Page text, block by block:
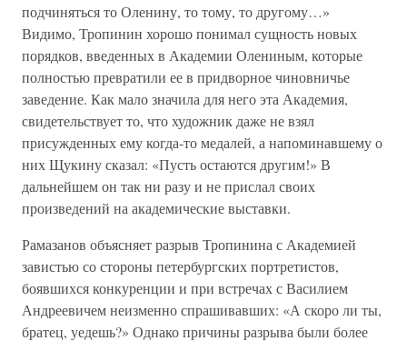
подчиняться то Оленину, то тому, то другому…»
Видимо, Тропинин хорошо понимал сущность новых
порядков, введенных в Академии Олениным, которые
полностью превратили ее в придворное чиновничье
заведение. Как мало значила для него эта Академия,
свидетельствует то, что художник даже не взял
присужденных ему когда-то медалей, а напоминавшему о
них Щукину сказал: «Пусть остаются другим!» В
дальнейшем он так ни разу и не прислал своих
произведений на академические выставки.
Рамазанов объясняет разрыв Тропинина с Академией
завистью со стороны петербургских портретистов,
боявшихся конкуренции и при встречах с Василием
Андреевичем неизменно спрашивавших: «А скоро ли ты,
братец, уедешь?» Однако причины разрыва были более